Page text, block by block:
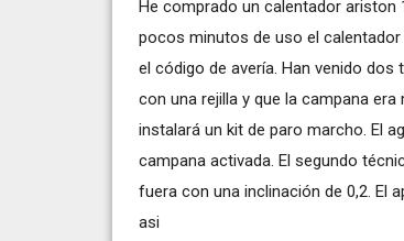
He comprado un calentador
pocos minutos de uso el
el código de avería. Han venido
con una rejilla y que la campana
instalará un kit de paro marcho. El
campana activada. El segundo
fuera con una inclinación de 0,2. El
asi